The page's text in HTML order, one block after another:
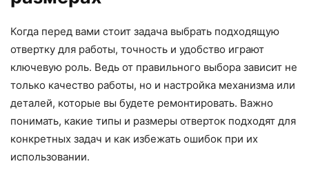
Когда перед вами стоит задача выбрать подходящую
отвертку для работы, точность и удобство играют
ключевую роль. Ведь от правильного выбора зависит не
только качество работы, но и настройка механизма или
деталей, которые вы будете ремонтировать. Важно
понимать, какие типы и размеры отверток подходят для
конкретных задач и как избежать ошибок при их
использовании.